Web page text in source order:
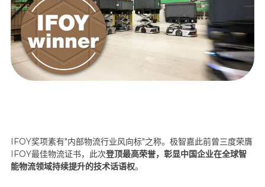
IFOY奖项素有"内部物流行业风向标"之称。极智嘉此前曾三度荣膺
IFOY最佳物流证书，此次登顶最高荣誉，彰显中国企业在全球智
能物流领域持续提升的技术话语权。